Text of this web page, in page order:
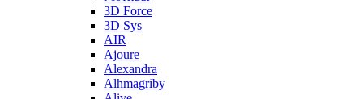
3D Force
3D Sys
AIR
Ajoure
Alexandra
Alhmagriby